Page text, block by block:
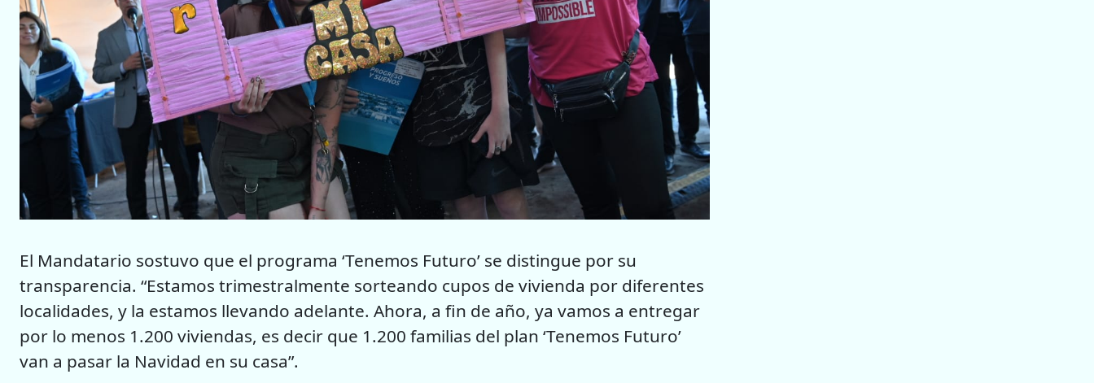
El Mandatario sostuvo que el programa ‘Tenemos Futuro’ se distingue por su
transparencia. “Estamos trimestralmente sorteando cupos de vivienda por diferentes
localidades, y la estamos llevando adelante. Ahora, a fin de año, ya vamos a entregar
por lo menos 1.200 viviendas, es decir que 1.200 familias del plan ‘Tenemos Futuro’
van a pasar la Navidad en su casa”.